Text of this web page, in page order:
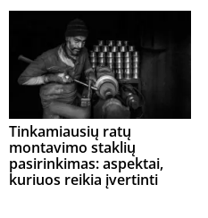
Tinkamiausių ratų
montavimo staklių
pasirinkimas: aspektai,
kuriuos reikia įvertinti